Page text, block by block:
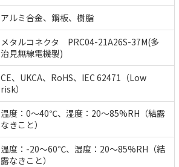
アルミ合金、鋼板、樹脂
メタルコネクタ PRC04-21A26S-37M(多
治見無線電機製)
CE、UKCA、RoHS、IEC 62471（Low
risk）
温度：0～40℃、湿度：20～85%RH（結露
なきこと）
温度：-20～60℃、湿度：20～85%RH（結
露なきこと）